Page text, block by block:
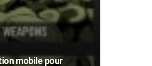
mobile pour